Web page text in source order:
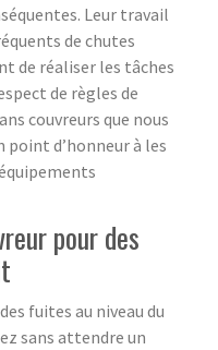
Leur travail
de chutes
de réaliser les tâches
de règles de
couvreurs que nous
d’honneur à les
pour des
fuites au niveau du
sans attendre un